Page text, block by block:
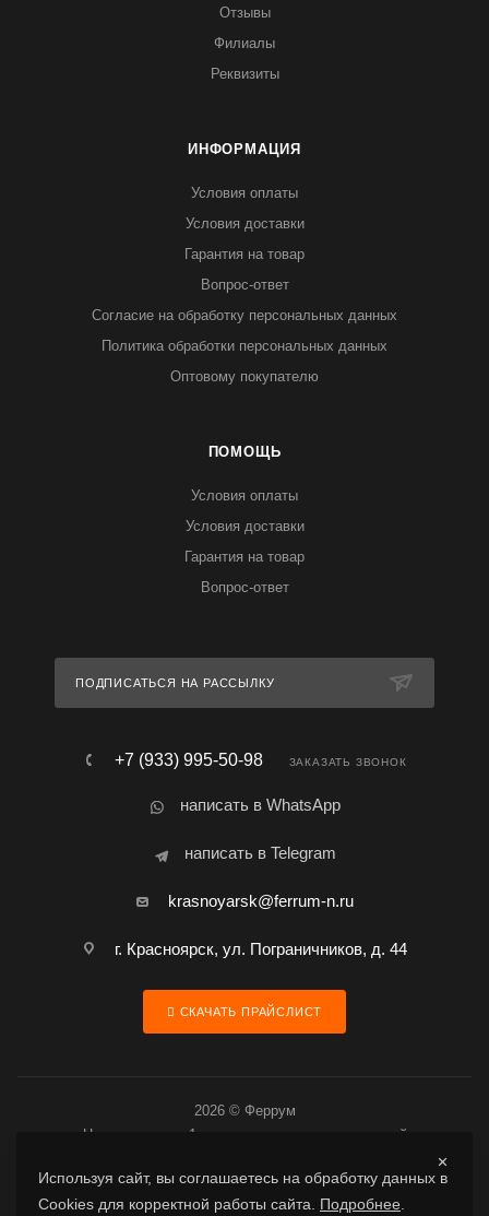
Отзывы
Филиалы
Реквизиты
ИНФОРМАЦИЯ
Условия оплаты
Условия доставки
Гарантия на товар
Вопрос-ответ
Согласие на обработку персональных данных
Политика обработки персональных данных
Оптовому покупателю
ПОМОЩЬ
Условия оплаты
Условия доставки
Гарантия на товар
Вопрос-ответ
ПОДПИСАТЬСЯ НА РАССЫЛКУ
+7 (933) 995-50-98 ЗАКАЗАТЬ ЗВОНОК
написать в WhatsApp
написать в Telegram
krasnoyarsk@ferrum-n.ru
г. Красноярск, ул. Пограничников, д. 44
СКАЧАТЬ ПРАЙСЛИСТ
2026 © Феррум
Цена товара за 1 шт. является предварительной
Используя сайт, вы соглашаетесь на обработку данных в
Cookies для корректной работы сайта. Подробнее